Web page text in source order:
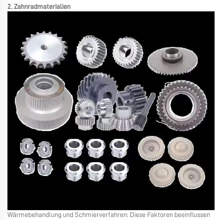
2. Zahnradmaterialien
Wärmebehandlung und Schmierverfahren: Diese Faktoren beeinflussen